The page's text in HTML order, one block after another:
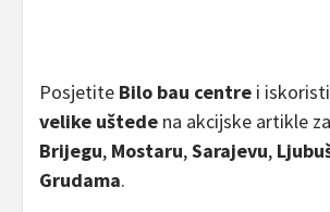
Posjetite Bilo bau centre i
velike uštede na akcijske artikle
Brijegu, Mostaru,Sarajevu,
Grudama.